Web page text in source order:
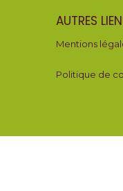
AUTRES
Mentions
Politique de